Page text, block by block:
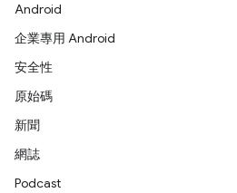
Android
企業專用 Android
安全性
原始碼
新聞
網誌
Podcast